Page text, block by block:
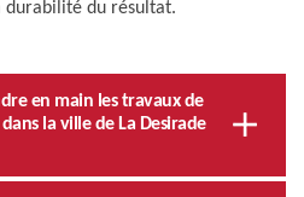
durabilité du résultat.
en main les travaux de
la ville de La Desirade